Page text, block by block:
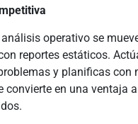
operativo se
reportes estáticos.
y planificas con
convierte en una ventaja